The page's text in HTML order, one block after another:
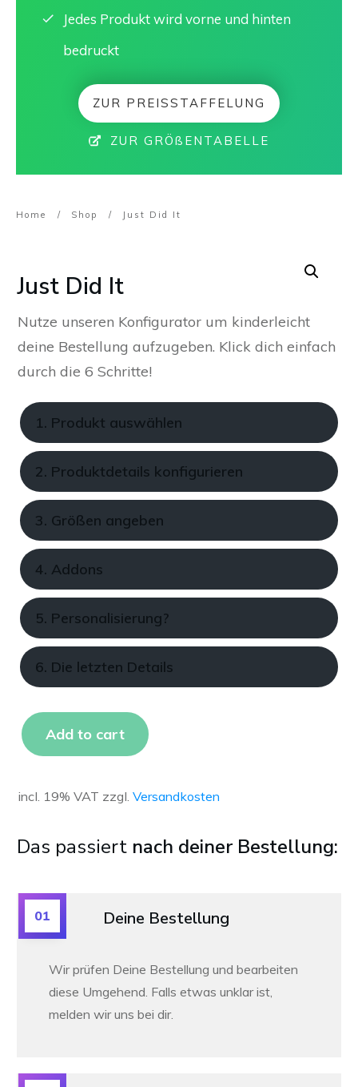
Jedes Produkt wird vorne und hinten
bedruckt
ZUR PREISSTAFFELUNG
ZUR GRÖßENTABELLE
Home / Shop / Just Did It
Just Did It
Nutze unseren Konfigurator um kinderleicht
deine Bestellung aufzugeben. Klick dich einfach
durch die 6 Schritte!
1. Produkt auswählen
2. Produktdetails konfigurieren
3. Größen angeben
4. Addons
5. Personalisierung?
6. Die letzten Details
Add to cart
incl. 19% VAT zzgl. Versandkosten
Das passiert nach deiner Bestellung:
Deine Bestellung
01
Wir prüfen Deine Bestellung und bearbeiten
diese Umgehend. Falls etwas unklar ist,
melden wir uns bei dir.